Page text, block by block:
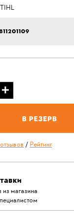
В резерв
/Рейтинг
магазина